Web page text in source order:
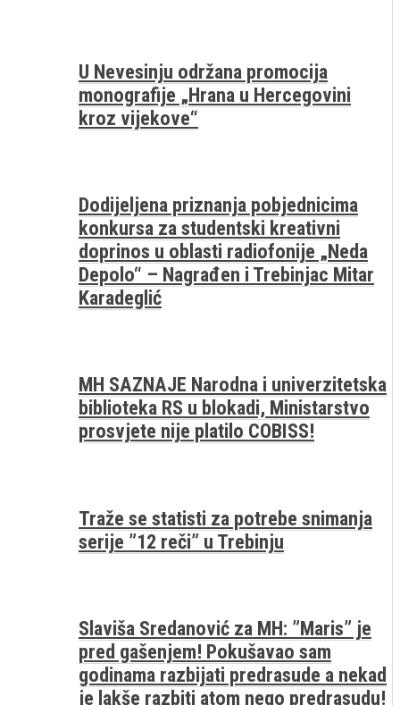
U Nevesinju održana promocija
monografije „Hrana u Hercegovini
kroz vijekove“
Dodijeljena priznanja pobjednicima
konkursa za studentski kreativni
doprinos u oblasti radiofonije „Neda
Depolo“ – Nagrađen i Trebinjac Mitar
Karadeglić
MH SAZNAJE Narodna i univerzitetska
biblioteka RS u blokadi, Ministarstvo
prosvjete nije platilo COBISS!
Traže se statisti za potrebe snimanja
serije ”12 reči” u Trebinju
Slaviša Sredanović za MH: ”Maris” je
pred gašenjem! Pokušavao sam
godinama razbijati predrasude a nekad
je lakše razbiti atom nego predrasudu!